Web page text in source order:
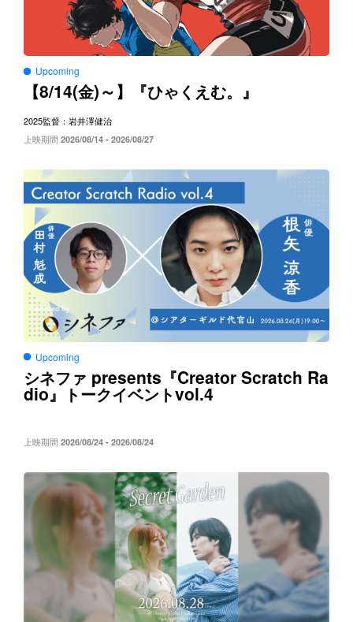
Upcoming
【8/14(金)～】『ひゃくえむ。』
2025監督：岩井澤健治
上映期間 2026/08/14 - 2026/08/27
Upcoming
シネファ presents 『Creator Scratch Ra
dio』トークイベントvol.4
上映期間 2026/08/24 - 2026/08/24